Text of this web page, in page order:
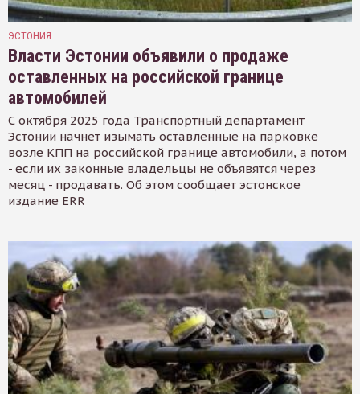
ЭСТОНИЯ
Власти Эстонии объявили о продаже
оставленных на российской границе
автомобилей
С октября 2025 года Транспортный департамент
Эстонии начнет изымать оставленные на парковке
возле КПП на российской границе автомобили, а потом
- если их законные владельцы не объявятся через
месяц - продавать. Об этом сообщает эстонское
издание ERR